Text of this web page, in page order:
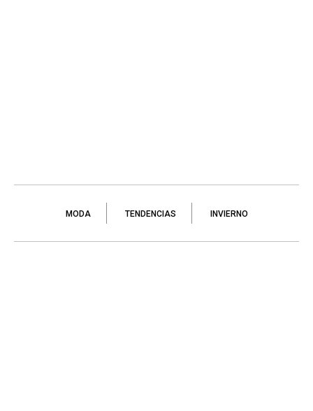
MODA TENDENCIAS INVIERNO